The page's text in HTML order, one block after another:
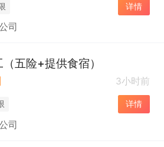
详情
司
五险+提供食宿）
3小时前
详情
司